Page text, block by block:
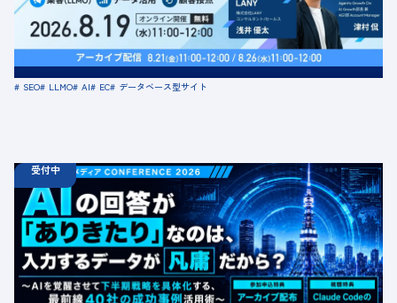
定員数：500名
金額：無料
場所：オンライン
SEO LLMO AI EC データベース型サイト
受付中
ウェビナー 08.18 火 10:00 -
08.21 金 16:00
【無料カンファレンス】AIの回答が「ありきたり」なの
は、入力するデータが凡庸だから？ 〜AIを覚醒させて下
半期戦略を具体化する、最前線40社の成功事例活用術〜
定員数：1000名